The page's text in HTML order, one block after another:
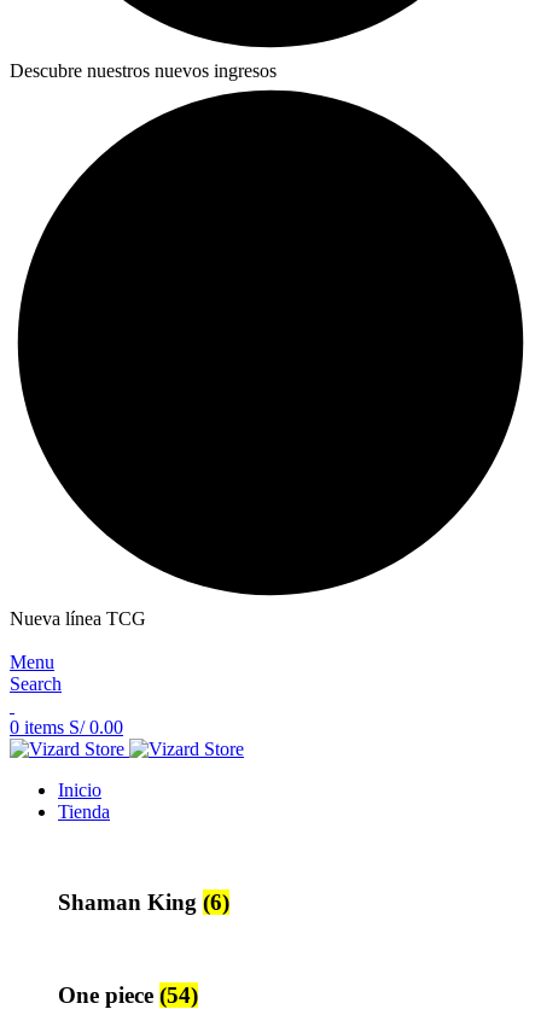
Descubre nuestros nuevos ingresos
Nueva línea TCG
Menu
Search
0 items S/0.00
Inicio
Tienda
Shaman King (6)
One piece (54)